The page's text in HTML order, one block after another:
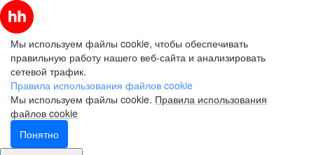
Мы используем файлы cookie, чтобы обеспечивать
правильную работу нашего веб-сайта и анализировать
сетевой трафик.
Правила использования файлов cookie
Мы используем файлы cookie. Правила использования
файлов cookie
Понятно